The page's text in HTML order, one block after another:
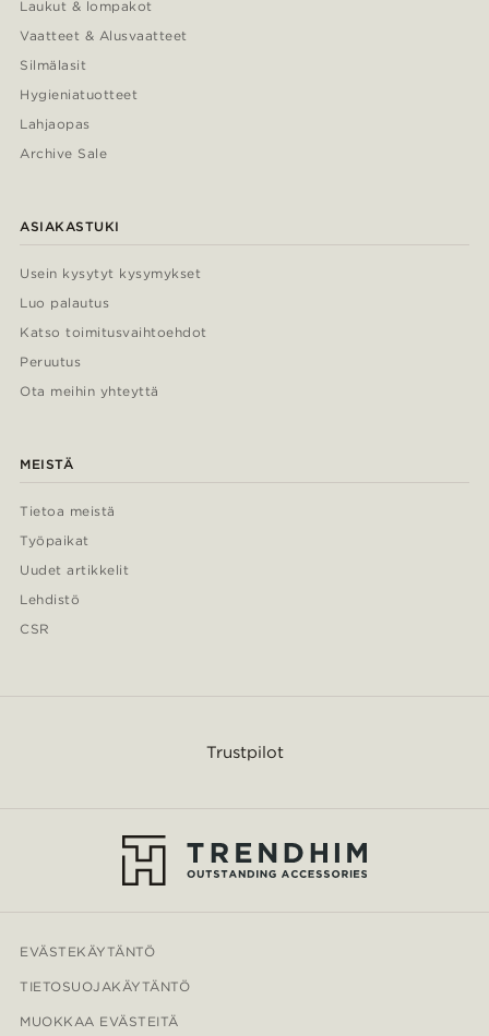
Laukut & lompakot
Vaatteet & Alusvaatteet
Silmälasit
Hygieniatuotteet
Lahjaopas
Archive Sale
ASIAKASTUKI
Usein kysytyt kysymykset
Luo palautus
Katso toimitusvaihtoehdot
Peruutus
Ota meihin yhteyttä
MEISTÄ
Tietoa meistä
Työpaikat
Uudet artikkelit
Lehdistö
CSR
Trustpilot
EVÄSTEKÄYTÄNTÖ
TIETOSUOJAKÄYTÄNTÖ
MUOKKAA EVÄSTEITÄ